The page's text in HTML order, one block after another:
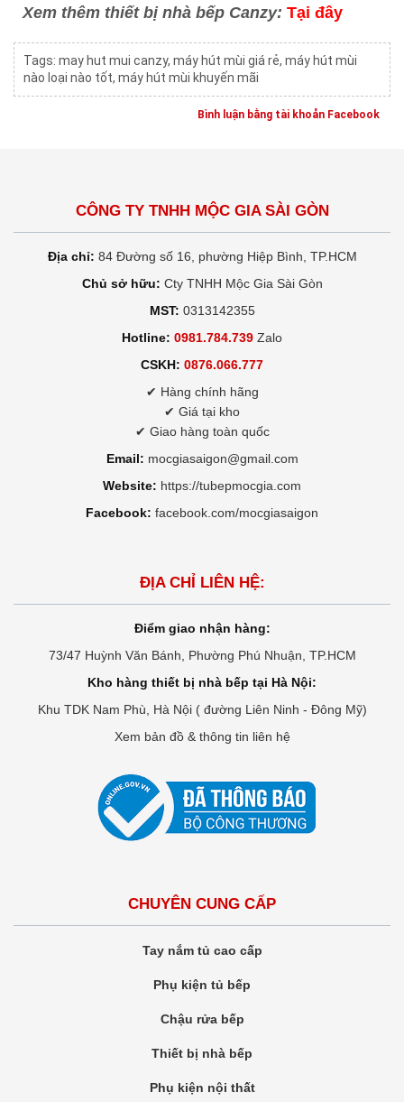
Xem thêm thiết bị nhà bếp Canzy: Tại đây
Tags: may hut mui canzy, máy hút mùi giá rẻ, máy hút mùi
nào loại nào tốt, máy hút mùi khuyến mãi
Bình luận bằng tài khoản Facebook
CÔNG TY TNHH MỘC GIA SÀI GÒN
Địa chỉ: 84 Đường số 16, phường Hiệp Bình, TP.HCM
Chủ sở hữu: Cty TNHH Mộc Gia Sài Gòn
MST: 0313142355
Hotline: 0981.784.739 Zalo
CSKH: 0876.066.777
✔ Hàng chính hãng
✔ Giá tại kho
✔ Giao hàng toàn quốc
Email: mocgiasaigon@gmail.com
Website: https://tubepmocgia.com
Facebook: facebook.com/mocgiasaigon
ĐỊA CHỈ LIÊN HỆ:
Điểm giao nhận hàng:
73/47 Huỳnh Văn Bánh, Phường Phú Nhuận, TP.HCM
Kho hàng thiết bị nhà bếp tại Hà Nội:
Khu TDK Nam Phù, Hà Nội ( đường Liên Ninh - Đông Mỹ)
Xem bản đồ & thông tin liên hệ
CHUYÊN CUNG CẤP
Tay nắm tủ cao cấp
Phụ kiện tủ bếp
Chậu rửa bếp
Thiết bị nhà bếp
Phụ kiện nội thất